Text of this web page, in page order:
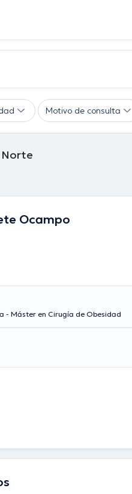
Motivo de consulta
Norte
Ocampo
- Máster en Cirugía de Obesidad